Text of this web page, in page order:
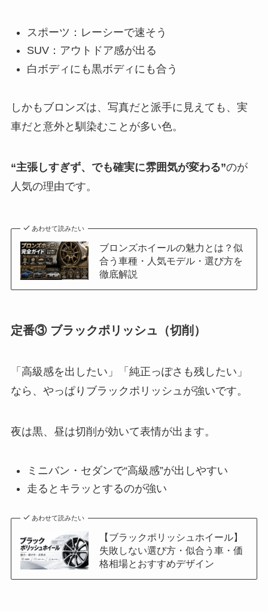
スポーツ：レーシーで速そう
SUV：アウトドア感が出る
白ボディにも黒ボディにも合う
しかもブロンズは、写真だと派手に見えても、実
車だと意外と馴染むことが多い色。
“主張しすぎず、でも確実に雰囲気が変わる”のが
人気の理由です。
あわせて読みたい
ブロンズホイールの魅力とは？似
合う車種・人気モデル・選び方を
徹底解説
定番③ ブラックポリッシュ（切削）
「高級感を出したい」「純正っぽさも残したい」
なら、やっぱりブラックポリッシュが強いです。
夜は黒、昼は切削が効いて表情が出ます。
ミニバン・セダンで“高級感”が出しやすい
走るとキラッとするのが強い
あわせて読みたい
【ブラックポリッシュホイール】
失敗しない選び方・似合う車・価
格相場とおすすめデザイン